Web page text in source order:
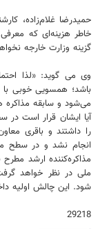
حمیدرضا غلام‌زاده،
خاطر هزینه‌ای که
گزینه وزارت خارجه
وی می گوید: «لذا
باشد؛ همسویی خوبی با
می‌شود و سابقه مذاکره
آیا ایشان قرار است در
را داشتند و باقری
انجام نشد و در سطح
مذاکره‌کننده ارشد
ملی در نظر خواهد
شود. این چالش اولیه
29218